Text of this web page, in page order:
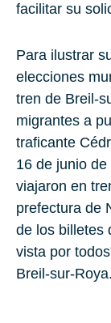
facilitar su
Para ilustrar
elecciones
tren de Breil-
migrantes a
traficante
16 de junio
viajaron en
prefectura de
de los billetes
vista por
Breil-sur-Roya.